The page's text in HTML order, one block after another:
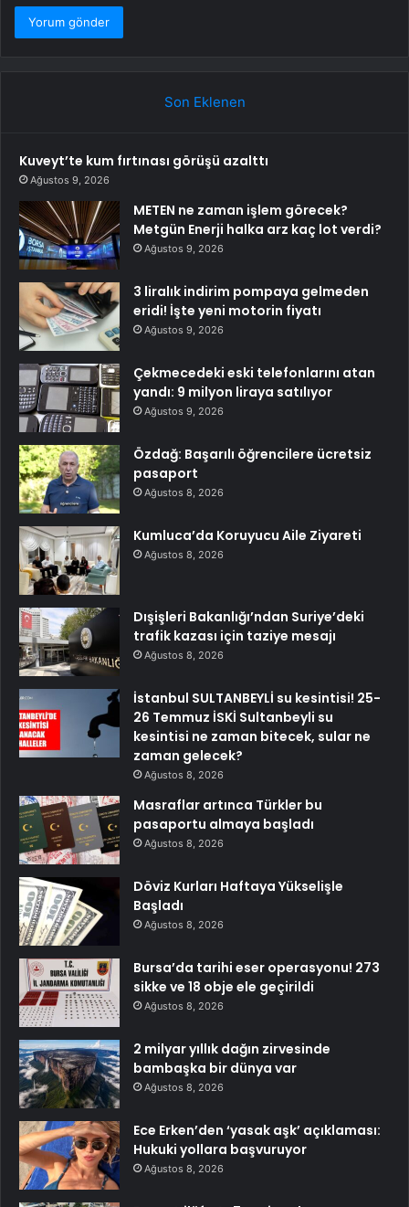
Son Eklenen
Kuveyt’te kum fırtınası görüşü azalttı
Ağustos 9, 2026
METEN ne zaman işlem görecek?
Metgün Enerji halka arz kaç lot verdi?
Ağustos 9, 2026
3 liralık indirim pompaya gelmeden
eridi! İşte yeni motorin fiyatı
Ağustos 9, 2026
Çekmecedeki eski telefonlarını atan
yandı: 9 milyon liraya satılıyor
Ağustos 9, 2026
Özdağ: Başarılı öğrencilere ücretsiz
pasaport
Ağustos 8, 2026
Kumluca’da Koruyucu Aile Ziyareti
Ağustos 8, 2026
Dışişleri Bakanlığı’ndan Suriye’deki
trafik kazası için taziye mesajı
Ağustos 8, 2026
İstanbul SULTANBEYLİ su kesintisi! 25-
26 Temmuz İSKİ Sultanbeyli su
kesintisi ne zaman bitecek, sular ne
zaman gelecek?
Ağustos 8, 2026
Masraflar artınca Türkler bu
pasaportu almaya başladı
Ağustos 8, 2026
Döviz Kurları Haftaya Yükselişle
Başladı
Ağustos 8, 2026
Bursa’da tarihi eser operasyonu! 273
sikke ve 18 obje ele geçirildi
Ağustos 8, 2026
2 milyar yıllık dağın zirvesinde
bambaşka bir dünya var
Ağustos 8, 2026
Ece Erken’den ‘yasak aşk’ açıklaması:
Hukuki yollara başvuruyor
Ağustos 8, 2026